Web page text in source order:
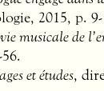
2015, p.
musicale de
et études,